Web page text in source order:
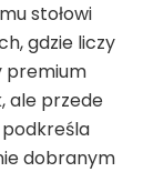
stołowi
gdzie liczy
premium
ale przede
dobranym